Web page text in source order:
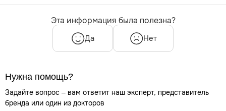
Эта информация была полезна?
Да Нет
Нужна помощь?
Задайте вопрос – вам ответит наш эксперт, представитель
бренда или один из докторов